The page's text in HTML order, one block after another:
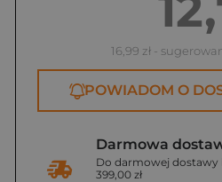
16,99 zł -
POWIADOM O
Darmowa
Do darmowej dostawy
399,00 zł